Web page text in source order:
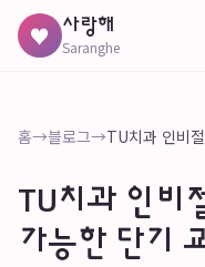
♥ 사랑해
Saranghe
홈→블로그→
TU치과 인비
가능한 단기